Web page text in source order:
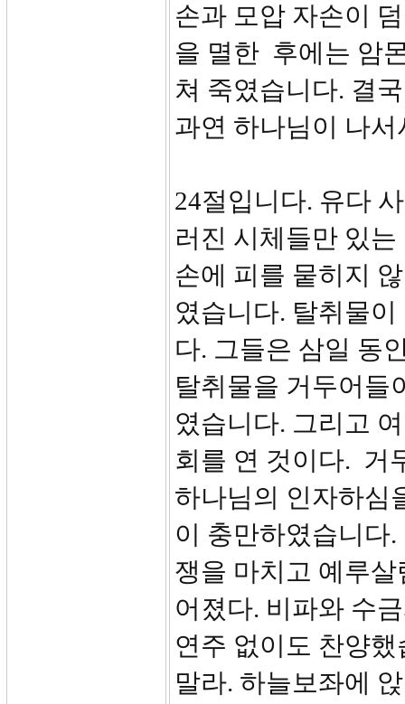
손과 모압 자손이
을 멸한 후에는 암
쳐 죽였습니다. 결
과연 하나님이 나
24절입니다. 유다
러진 시체들만 있
손에 피를 뭍히지
였습니다. 탈취물
다. 그들은 삼일 동
탈취물을 거두어들
였습니다. 그리고
회를 연 것이다. 거
하나님의 인자하심
이 충만하였습니다
쟁을 마치고 예루
어졌다. 비파와 수
연주 없이도 찬양
말라. 하늘보좌에